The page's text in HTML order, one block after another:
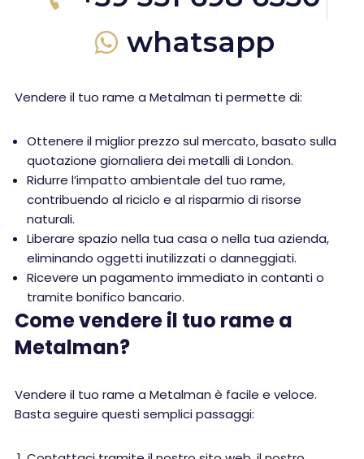
whatsapp
Vendere il tuo rame a Metalman ti permette di:
Ottenere il miglior prezzo sul mercato, basato sulla
quotazione giornaliera dei metalli di London.
Ridurre l’impatto ambientale del tuo rame,
contribuendo al riciclo e al risparmio di risorse
naturali.
Liberare spazio nella tua casa o nella tua azienda,
eliminando oggetti inutilizzati o danneggiati.
Ricevere un pagamento immediato in contanti o
tramite bonifico bancario.
Come vendere il tuo rame a
Metalman?
Vendere il tuo rame a Metalman è facile e veloce.
Basta seguire questi semplici passaggi: